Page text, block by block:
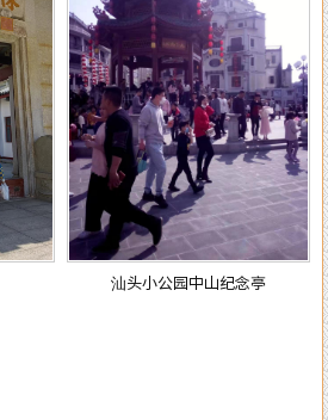
汕头小公园中山纪念亭